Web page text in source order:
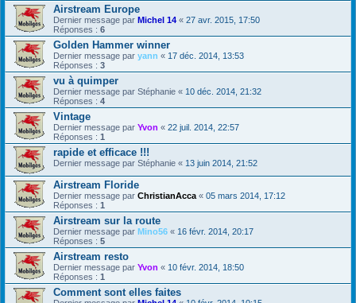
Airstream Europe
Dernier message par Michel 14 « 27 avr. 2015, 17:50
Réponses : 6
Golden Hammer winner
Dernier message par yann « 17 déc. 2014, 13:53
Réponses : 3
vu à quimper
Dernier message par Stéphanie « 10 déc. 2014, 21:32
Réponses : 4
Vintage
Dernier message par Yvon « 22 juil. 2014, 22:57
Réponses : 1
rapide et efficace !!!
Dernier message par Stéphanie « 13 juin 2014, 21:52
Airstream Floride
Dernier message par ChristianAcca « 05 mars 2014, 17:12
Réponses : 1
Airstream sur la route
Dernier message par Mino56 « 16 févr. 2014, 20:17
Réponses : 5
Airstream resto
Dernier message par Yvon « 10 févr. 2014, 18:50
Réponses : 1
Comment sont elles faites